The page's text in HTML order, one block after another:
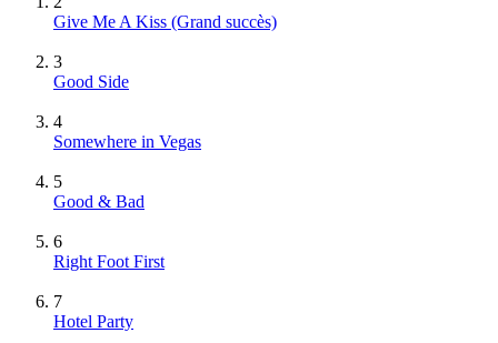
Give Me A Kiss (Grand succès)
3
Good Side
4
Somewhere in Vegas
5
Good & Bad
6
Right Foot First
7
Hotel Party